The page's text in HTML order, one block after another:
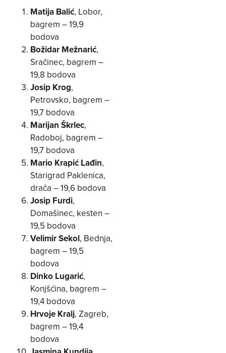
Matija Balić, Lobor,
bagrem – 19,9
bodova
Božidar Mežnarić,
Sračinec, bagrem –
19,8 bodova
Josip Krog,
Petrovsko, bagrem –
19,7 bodova
Marijan Škrlec,
Radoboj, bagrem –
19,7 bodova
Mario Krapić Lađin,
Starigrad Paklenica,
drača – 19,6 bodova
Josip Furdi,
Domašinec, kesten –
19,5 bodova
Velimir Sekol, Bednja,
bagrem – 19,5
bodova
Dinko Lugarić,
Konjšćina, bagrem –
19,4 bodova
Hrvoje Kralj, Zagreb,
bagrem – 19,4
bodova